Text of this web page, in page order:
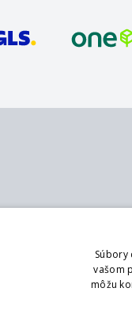
Súbory
vašom
môžu